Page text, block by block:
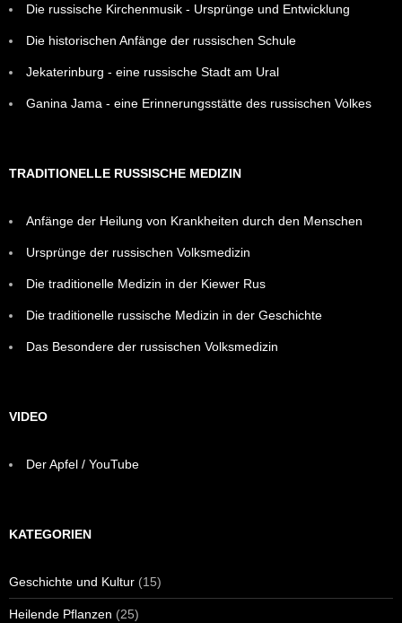
Die russische Kirchenmusik - Ursprünge und Entwicklung
Die historischen Anfänge der russischen Schule
Jekaterinburg - eine russische Stadt am Ural
Ganina Jama - eine Erinnerungsstätte des russischen Volkes
TRADITIONELLE RUSSISCHE MEDIZIN
Anfänge der Heilung von Krankheiten durch den Menschen
Ursprünge der russischen Volksmedizin
Die traditionelle Medizin in der Kiewer Rus
Die traditionelle russische Medizin in der Geschichte
Das Besondere der russischen Volksmedizin
VIDEO
Der Apfel / YouTube
KATEGORIEN
Geschichte und Kultur (15)
Heilende Pflanzen (25)